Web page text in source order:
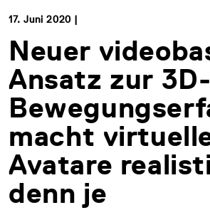
17. Juni 2020 |
Neuer
Ansatz zur 3D-
macht
Avatare
denn je